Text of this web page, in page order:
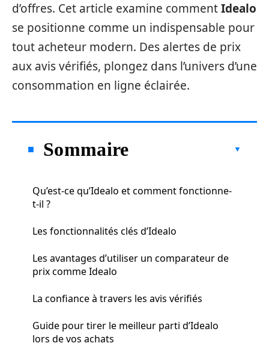
d’offres. Cet article examine commentIdealo
se positionne comme un indispensable pour
tout acheteur modern. Des alertes de prix
aux avis vérifiés, plongez dans l’univers d’une
consommation en ligne éclairée.
Sommaire
Qu’est-ce qu’Idealo et comment fonctionne-
t-il ?
Les fonctionnalités clés d’Idealo
Les avantages d’utiliser un comparateur de
prix comme Idealo
La confiance à travers les avis vérifiés
Guide pour tirer le meilleur parti d’Idealo
lors de vos achats